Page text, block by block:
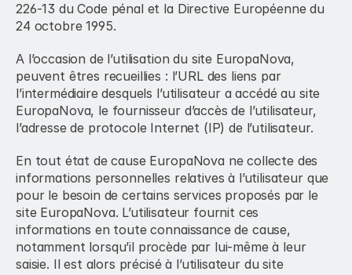
226-13 du Code pénal et la Directive Européenne du
24 octobre 1995.
A l’occasion de l’utilisation du site EuropaNova,
peuvent êtres recueillies : l’URL des liens par
l’intermédiaire desquels l’utilisateur a accédé au site
EuropaNova, le fournisseur d’accès de l’utilisateur,
l’adresse de protocole Internet (IP) de l’utilisateur.
En tout état de cause EuropaNova ne collecte des
informations personnelles relatives à l’utilisateur que
pour le besoin de certains services proposés par le
site EuropaNova. L’utilisateur fournit ces
informations en toute connaissance de cause,
notamment lorsqu’il procède par lui-même à leur
saisie. Il est alors précisé à l’utilisateur du site